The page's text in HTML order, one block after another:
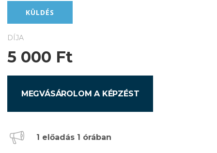
DÍJA
5 000 Ft
MEGVÁSÁROLOM A KÉPZÉST
1 előadás 1 órában